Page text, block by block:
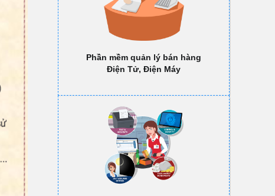
Phần mềm quản lý bán hàng
Điện Tử, Điện Máy